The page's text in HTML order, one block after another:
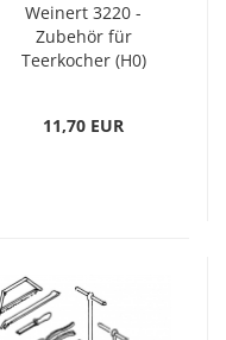
Weinert 3220 -
Zubehör für
Teerkocher (H0)
11,70 EUR